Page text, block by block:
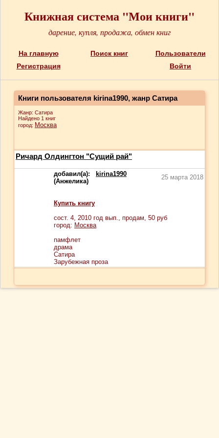
Книжная система "Мои книги"
дарение, купля, продажа, обмен книг
На главную Поиск книг
Пользователи
Регистрация
Войти
Книги пользователя kirina1990, жанр Сатира
Жанр: Сатира
Найдено 1 книг
город: Москва
Ричард Олдингтон "Сущий рай"
добавил(а):
kirina1990
(Анжелика)
25 марта 2018
Купить книгу
сост. 4, 2010 год вып., продам, 50 руб
город: Москва
памфлет
драма
Сатира
Зарубежная проза